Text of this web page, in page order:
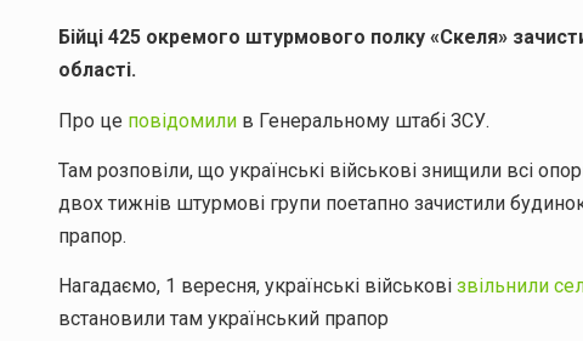
Бійці 425 окремого штурмового полку «Скеля»
області.
Про це повідомили в Генеральному штабі ЗСУ.
Там розповіли, що українські військові знищили всі
двох тижнів штурмові групи поетапно зачистили
прапор.
Нагадаємо, 1 вересня, українські військові звільнили
встановили там український прапор